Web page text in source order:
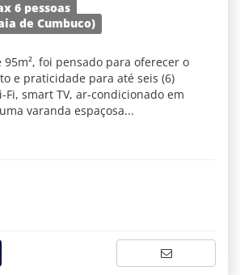
6 pessoas
de Cumbuco)
foi pensado para oferecer o
e praticidade para até seis (6)
Fi, smart TV, ar-condicionado em
varanda espaçosa...